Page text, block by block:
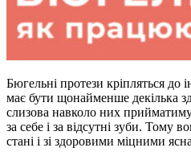
Бюгельні протези кріпляться до
має бути щонайменше декілька
слизова навколо них
за себе і за відсутні зуби. Тому
стані і зі здоровими міцними